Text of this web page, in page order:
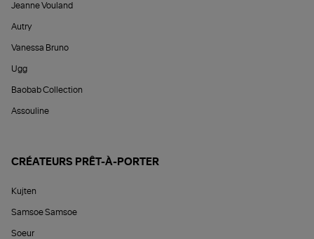
Jeanne Vouland
Autry
Vanessa Bruno
Ugg
Baobab Collection
Assouline
CRÉATEURS PRÊT-À-PORTER
Kujten
Samsoe Samsoe
Soeur